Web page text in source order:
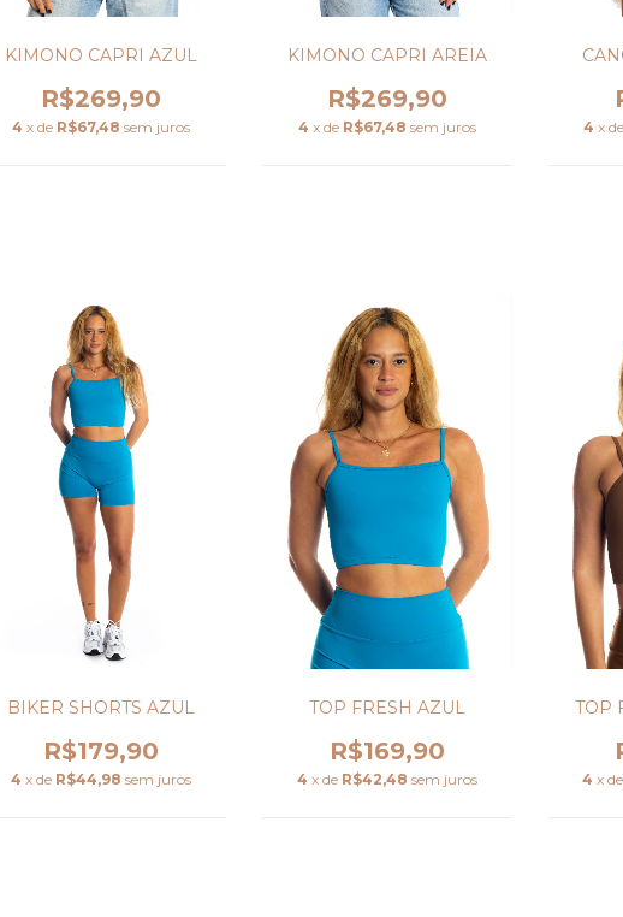
KIMONO CAPRI AZUL
R$269,90
4 x de R$67,48 sem juros
KIMONO CAPRI AREIA
R$269,90
4 x de R$67,48 sem juros 4 x de
BIKER SHORTS AZUL
R$179,90
4 x de R$44,98 sem juros
TOP FRESH AZUL
R$169,90
4 x de R$42,48 sem juros
TOP
4 x de